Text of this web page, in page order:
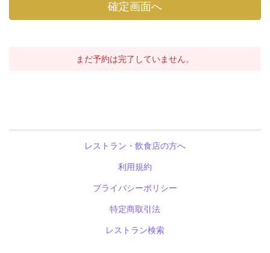
まだ予約は完了していません。
レストラン・飲食店の方へ
利用規約
プライバシーポリシー
特定商取引法
レストラン検索